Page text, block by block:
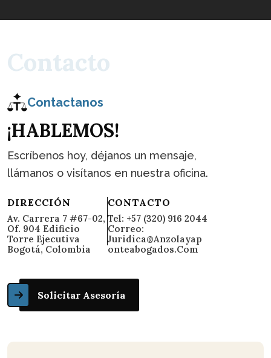
Contacto
Contactanos
¡HABLEMOS!
Escríbenos hoy, déjanos un mensaje,
llámanos o visítanos en nuestra oficina.
DIRECCIÓN
Av. Carrera 7 #67-02,
Of. 904 Edificio
Torre Ejecutiva
Bogotá, Colombia
CONTACTO
Tel: +57 (320) 916 2044
Correo:
Juridica@anzolayap
Onteabogados.com
Solicitar Asesoría